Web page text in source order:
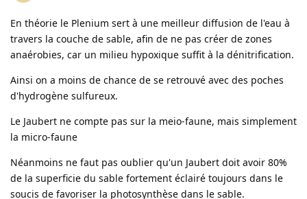
En théorie le Plenium sert à une meilleur diffusion de l'eau à
travers la couche de sable, afin de ne pas créer de zones
anaérobies, car un milieu hypoxique suffit à la dénitrification.
Ainsi on a moins de chance de se retrouvé avec des poches
d'hydrogène sulfureux.
Le Jaubert ne compte pas sur la meio-faune, mais simplement
la micro-faune
Néanmoins ne faut pas oublier qu'un Jaubert doit avoir 80%
de la superficie du sable fortement éclairé toujours dans le
soucis de favoriser la photosynthèse dans le sable.